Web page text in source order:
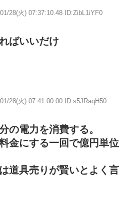
28(火) 07:37:10.48 ID:ZibL1iYF0
ばいいだけ
28(火) 07:41:00.00 ID:s5JRaqH50
の電力を消費する。
金にする一回で億円単位
道具売りが賢いとよく言